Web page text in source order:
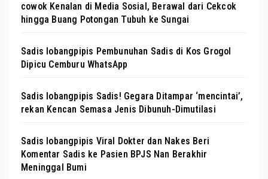
cowok Kenalan di Media Sosial, Berawal dari Cekcok
hingga Buang Potongan Tubuh ke Sungai
Sadis lobangpipis Pembunuhan Sadis di Kos Grogol
Dipicu Cemburu WhatsApp
Sadis lobangpipis Sadis! Gegara Ditampar ‘mencintai’,
rekan Kencan Semasa Jenis Dibunuh-Dimutilasi
Sadis lobangpipis Viral Dokter dan Nakes Beri
Komentar Sadis ke Pasien BPJS Nan Berakhir
Meninggal Bumi